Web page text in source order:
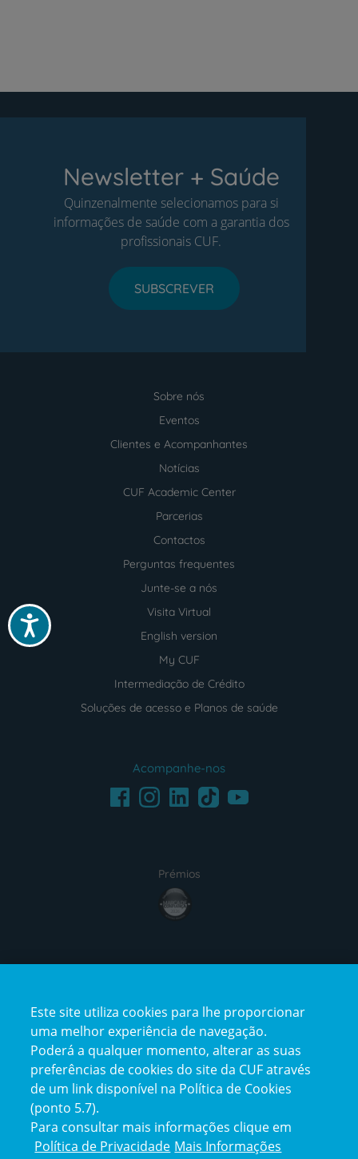
Acessibilidade
Newsletter + Saúde
Quinzenalmente selecionamos para si
informações de saúde com a garantia dos
profissionais CUF.
SUBSCREVER
Sobre nós
Eventos
Clientes e Acompanhantes
Notícias
CUF Academic Center
Parcerias
Contactos
Perguntas frequentes
Junte-se a nós
Visita Virtual
English version
My CUF
Intermediação de Crédito
Soluções de acesso e Planos de saúde
Acompanhe-nos
FacebookInstagramLinkedInTikTokYoutube
Prémios
award4
certification2certification3
Reclamações
e
Este site utiliza cookies para lhe proporcionar
uma melhor experiência de navegação.
Poderá a qualquer momento, alterar as suas
preferências de cookies do site da CUF através
de um link disponível na Política de Cookies
(ponto 5.7).
Para consultar mais informações clique em
Política de Privacidade Mais Informações